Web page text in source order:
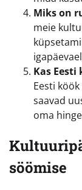
Miks on
meie
Kas
Eesti
saavad
oma
söömise